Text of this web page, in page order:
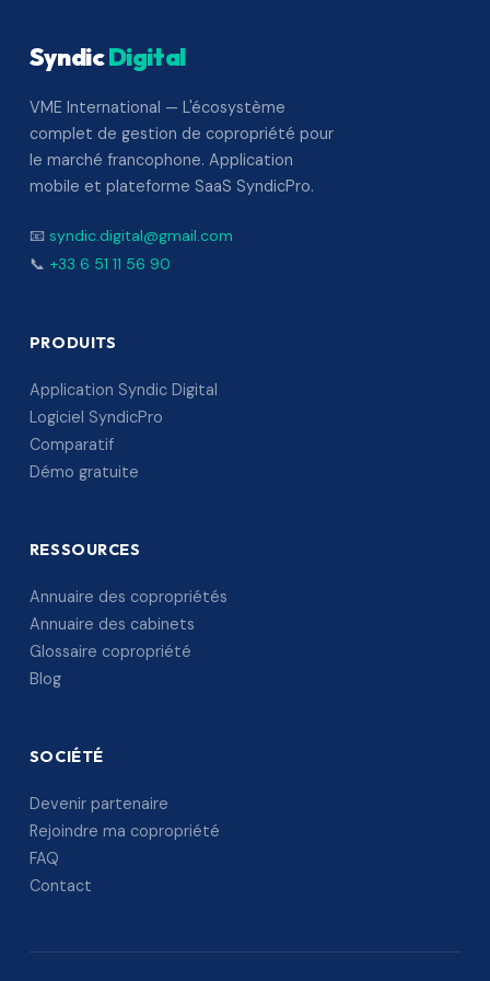
SyndicDigital
VME International — L'écosystème
complet de gestion de copropriété pour
le marché francophone. Application
mobile et plateforme SaaS SyndicPro.
📧 syndic.digital@gmail.com
📞 +33 6 51 11 56 90
PRODUITS
Application Syndic Digital
Logiciel SyndicPro
Comparatif
Démo gratuite
RESSOURCES
Annuaire des copropriétés
Annuaire des cabinets
Glossaire copropriété
Blog
SOCIÉTÉ
Devenir partenaire
Rejoindre ma copropriété
FAQ
Contact